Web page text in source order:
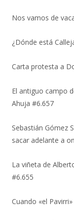
Nos vamos de
¿Dónde está
Carta protesta a
El antiguo campo
Ahuja #6.657
Sebastián Gómez
sacar adelante a
La viñeta de
#6.655
Cuando «el